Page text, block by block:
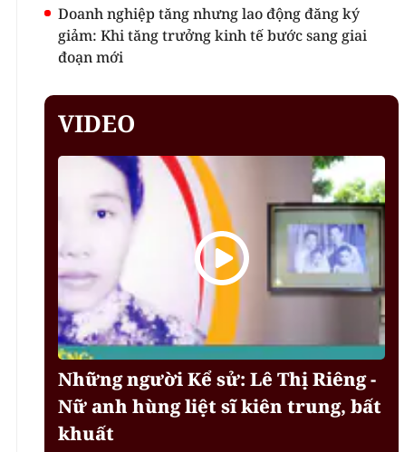
Doanh nghiệp tăng nhưng lao động đăng ký
giảm: Khi tăng trưởng kinh tế bước sang giai
đoạn mới
VIDEO
Những người Kể sử: Lê Thị Riêng -
Nữ anh hùng liệt sĩ kiên trung, bất
khuất